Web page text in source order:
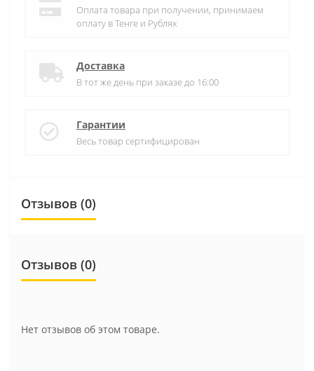
Оплата товара при получении, принимаем
оплату в Тенге и Рублях
Доставка
В тот же день при заказе до 16:00
Гарантии
Весь товар сертифицирован
Отзывов (0)
Отзывов (0)
Нет отзывов об этом товаре.